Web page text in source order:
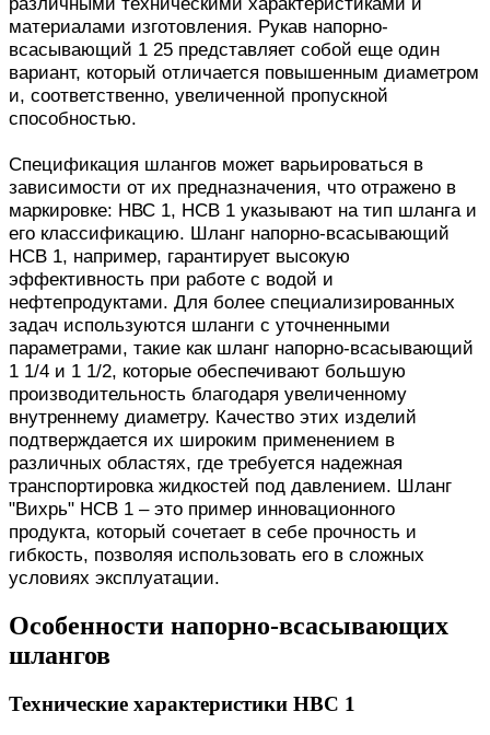
материалами изготовления. Рукав напорно-
всасывающий 1 25 представляет собой еще один
вариант, который отличается повышенным диаметром
и, соответственно, увеличенной пропускной
способностью.
Спецификация шлангов может варьироваться в
зависимости от их предназначения, что отражено в
маркировке: НВС 1, НСВ 1 указывают на тип шланга и
его классификацию. Шланг напорно-всасывающий
НСВ 1, например, гарантирует высокую
эффективность при работе с водой и
нефтепродуктами. Для более специализированных
задач используются шланги с уточненными
параметрами, такие как шланг напорно-всасывающий
1 1/4 и 1 1/2, которые обеспечивают большую
производительность благодаря увеличенному
внутреннему диаметру. Качество этих изделий
подтверждается их широким применением в
различных областях, где требуется надежная
транспортировка жидкостей под давлением. Шланг
"Вихрь" НСВ 1 – это пример инновационного
продукта, который сочетает в себе прочность и
гибкость, позволяя использовать его в сложных
условиях эксплуатации.
Особенности напорно-всасывающих
шлангов
Технические характеристики НВС 1